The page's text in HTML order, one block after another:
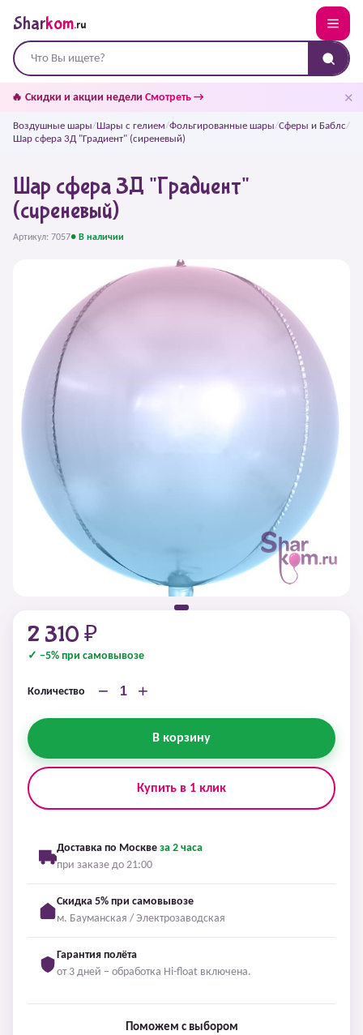
Sharkom.ru
🔥 Скидки и акции недели Смотреть → ✕
Воздушные шары/Шары с гелием/Фольгированные шары/Сферы и Баблс/
Шар сфера 3Д "Градиент" (сиреневый)
Шар сфера 3Д "Градиент"
(сиреневый)
Артикул: 7057● В наличии
2 310 ₽
✓ −5% при самовывозе
Количество − +
В корзину
Купить в 1 клик
Доставка по Москве за 2 часа
при заказе до 21:00
Скидка 5% при самовывозе
м. Бауманская / Электрозаводская
Гарантия полёта
от 3 дней – обработка Hi-float включена.
Поможем с выбором